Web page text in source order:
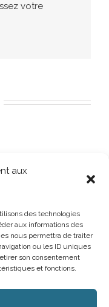
aux
des technologies
aux informations des
nous permettra de traiter
ou les ID uniques
son consentement
et fonctions.
votre